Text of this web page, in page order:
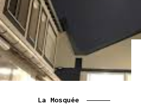
La Mosquée